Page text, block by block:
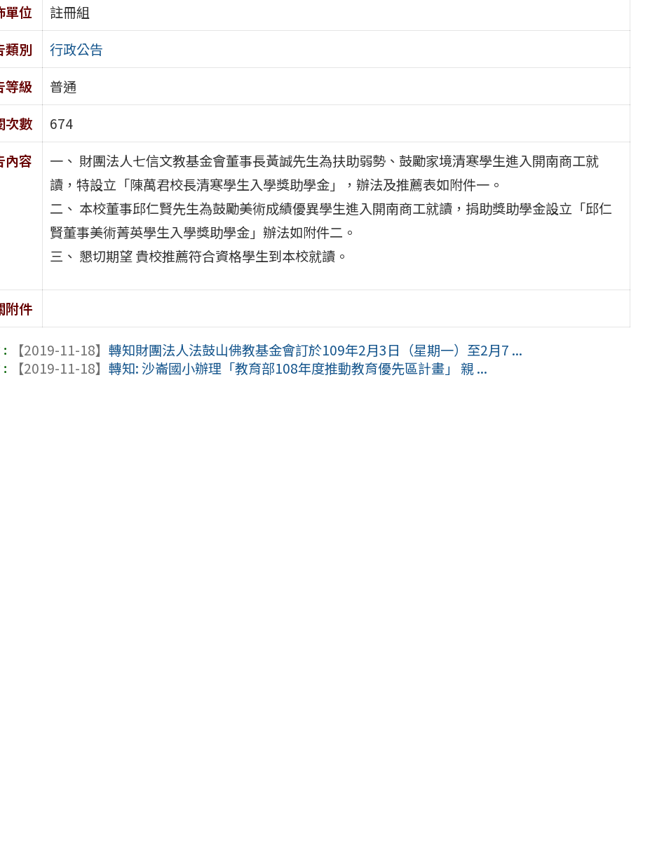
單位
註冊組
類別
行政公告
等級
普通
次數
674
內容
一、 財團法人七信文教基金會董事長黃誠先生為扶助弱勢、鼓勵家境清寒學生進入開南商工就
讀，特設立「陳萬君校長清寒學生入學獎助學金」，辦法及推薦表如附件一。
二、 本校董事邱仁賢先生為鼓勵美術成績優異學生進入開南商工就讀，捐助獎助學金設立「邱仁
賢董事美術菁英學生入學獎助學金」辦法如附件二。
三、 懇切期望 貴校推薦符合資格學生到本校就讀。
附件
【2019-11-18】轉知財團法人法鼓山佛教基金會訂於109年2月3日（星期一）至2月7 ...
【2019-11-18】轉知: 沙崙國小辦理「教育部108年度推動教育優先區計畫」 親 ...